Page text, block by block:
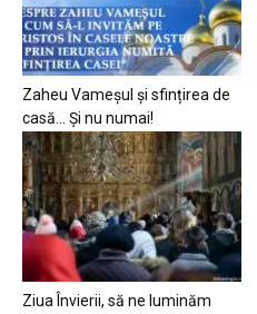
Zaheu Vameșul și sfințirea de
casă… Și nu numai!
Ziua Învierii, să ne luminăm